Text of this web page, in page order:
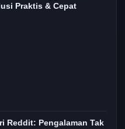
Praktis & Cepat
Reddit: Pengalaman Tak